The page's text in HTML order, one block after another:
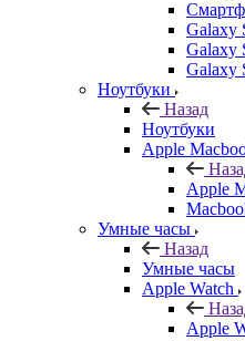
Galaxy
Galaxy
Galaxy
Ноутбуки
Назад
Ноутбуки
Apple
Apple
Умные часы
Назад
Умные часы
Apple Watch
Apple